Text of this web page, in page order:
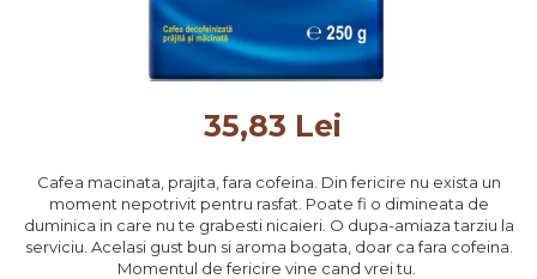
35,83 Lei
Cafea macinata, prajita, fara cofeina. Din fericire nu exista un
moment nepotrivit pentru rasfat. Poate fi o dimineata de
duminica in care nu te grabesti nicaieri. O dupa-amiaza tarziu la
serviciu. Acelasi gust bun si aroma bogata, doar ca fara cofeina.
Momentul de fericire vine cand vrei tu.